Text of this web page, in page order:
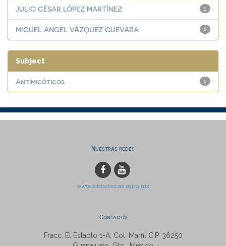
1
JULIO CÉSAR LÓPEZ MARTÍNEZ
1
MIGUEL ÁNGEL VÁZQUEZ GUEVARA
Subject
1
Antimicóticos
Nuestras redes
www.bibliotecas.ugto.mx
Contacto
Fracc. El Establo 1-A, Col. Marfil C.P. 36250